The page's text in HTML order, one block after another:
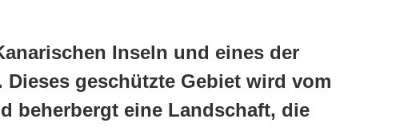
Inseln und eines der
geschützte Gebiet wird vom
beherbergt eine Landschaft, die